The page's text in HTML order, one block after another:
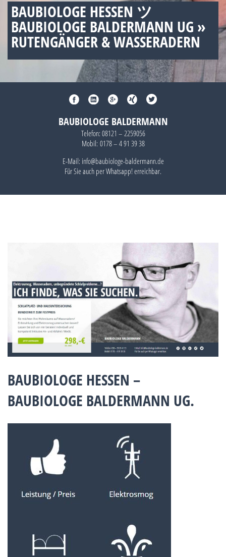
BAUBIOLOGE HESSEN ツ
BAUBIOLOGE BALDERMANN UG »
RUTENGÄNGER & WASSERADERN
BAUBIOLOGE BALDERMANN
Telefon: 08121 – 2259056
Mobil: 0178 – 4 91 39 38
E-Mail: info@baubiologe-baldermann.de
Für Sie auch perWhatsapp!erreichbar.
BAUBIOLOGE HESSEN –
BAUBIOLOGE BALDERMANN UG.